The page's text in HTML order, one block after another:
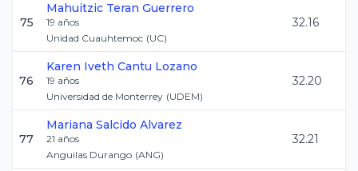
75
Mahuitzic Teran Guerrero
19 años
Unidad Cuauhtemoc (UC)
32.16
76
Karen Iveth Cantu Lozano
19 años
Universidad de Monterrey (UDEM)
32.20
77
Mariana Salcido Alvarez
21 años
Anguilas Durango (ANG)
32.21